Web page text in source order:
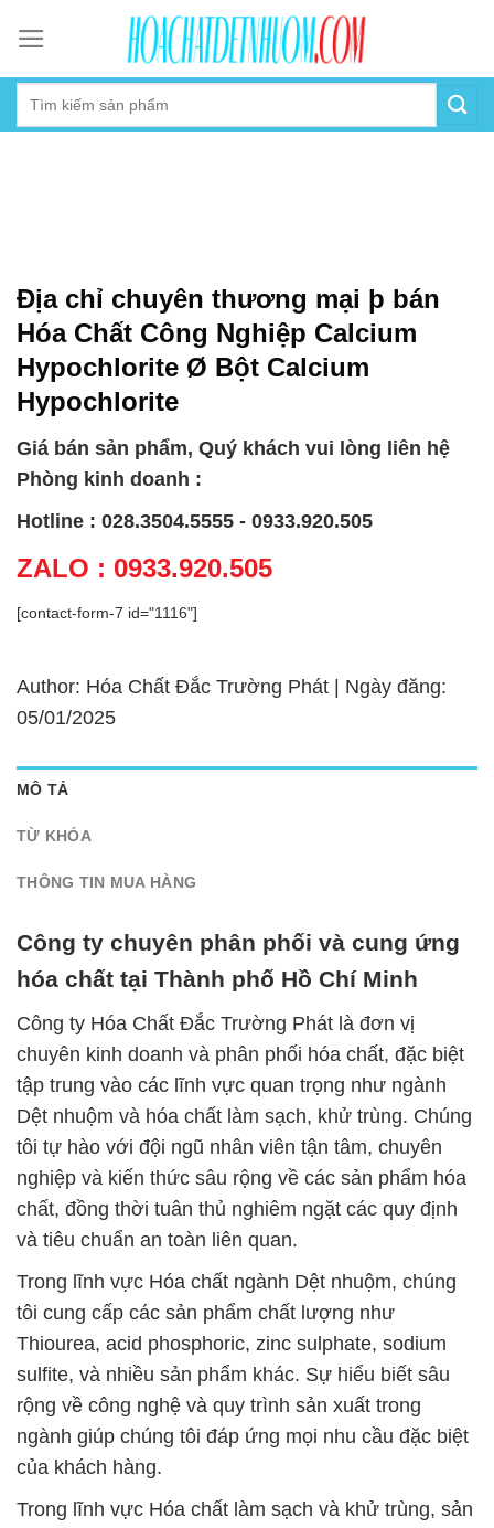
content
Địa chỉ chuyên thương mại þ bán
Hóa Chất Công Nghiệp Calcium
Hypochlorite Ø Bột Calcium
Hypochlorite
Giá bán sản phẩm, Quý khách vui lòng liên hệ
Phòng kinh doanh :
Hotline : 028.3504.5555 - 0933.920.505
ZALO : 0933.920.505
[contact-form-7 id="1116"]
Author: Hóa Chất Đắc Trường Phát | Ngày đăng:
05/01/2025
MÔ TẢ
TỪ KHÓA
THÔNG TIN MUA HÀNG
Công ty chuyên phân phối và cung ứng
hóa chất tại Thành phố Hồ Chí Minh
Công ty Hóa Chất Đắc Trường Phát là đơn vị
chuyên kinh doanh và phân phối hóa chất, đặc biệt
tập trung vào các lĩnh vực quan trọng như ngành
Dệt nhuộm và hóa chất làm sạch, khử trùng. Chúng
tôi tự hào với đội ngũ nhân viên tận tâm, chuyên
nghiệp và kiến thức sâu rộng về các sản phẩm hóa
chất, đồng thời tuân thủ nghiêm ngặt các quy định
và tiêu chuẩn an toàn liên quan.
Trong lĩnh vực Hóa chất ngành Dệt nhuộm, chúng
tôi cung cấp các sản phẩm chất lượng như
Thiourea, acid phosphoric, zinc sulphate, sodium
sulfite, và nhiều sản phẩm khác. Sự hiểu biết sâu
rộng về công nghệ và quy trình sản xuất trong
ngành giúp chúng tôi đáp ứng mọi nhu cầu đặc biệt
của khách hàng.
Trong lĩnh vực Hóa chất làm sạch và khử trùng, sản